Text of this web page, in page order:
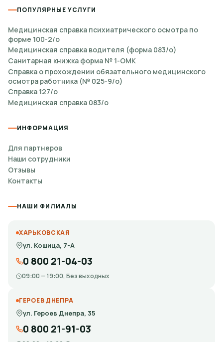
получения. Обычно оформление занимает от
уточнить у администратора перед подачей заявки.
Почему обращаются в
Медстрахсервис
помогаем подготовить документы без
работаем ежедневно;
данным;
оформление проходит официально и
прозрачно.
Свяжитесь с администратором и
уточните цель получения справки.
ПОПУЛЯРНЫЕ УСЛУГИ
Медицинская справка психиатрического осмотра по
форме 100-2/о
Медицинская справка водителя (форма 083/о)
Санитарная книжка форма № 1-ОМК
Справка о прохождении обязательного медицинского
осмотра работника (№ 025-9/о)
Справка 127/о
Медицинская справка 083/о
ИНФОРМАЦИЯ
Для партнеров
Наши сотрудники
Отзывы
Контакты
НАШИ ФИЛИАЛЫ
ХАРЬКОВСКАЯ
ул. Кошица, 7-А
0 800 21-04-03
09:00 — 19:00, Без выходных
ГЕРОЕВ ДНЕПРА
ул. Героев Днепра, 35
0 800 21-91-03